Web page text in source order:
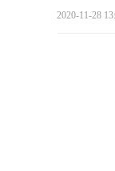
2020-11-28